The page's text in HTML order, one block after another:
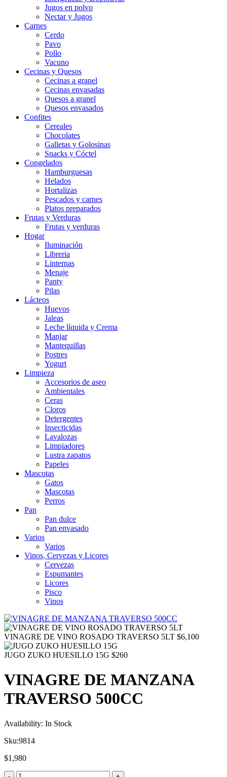
Jugos en polvo
Nectar y Jugos
Carnes
Cerdo
Pavo
Pollo
Vacuno
Cecinas y Quesos
Cecinas a granel
Cecinas envasadas
Quesos a granel
Quesos envasados
Confites
Cereales
Chocolates
Galletas y Golosinas
Snacks y Cóctel
Congelados
Hamburguesas
Helados
Hortalizas
Pescados y carnes
Platos preparados
Frutas y Verduras
Frutas y verduras
Hogar
Iluminación
Libreria
Linternas
Menaje
Panty
Pilas
Lácteos
Huevos
Jaleas
Leche líquida y Crema
Manjar
Mantequillas
Postres
Yogurt
Limpieza
Accesorios de aseo
Ambientales
Ceras
Cloros
Detergentes
Insecticidas
Lavalozas
Limpiadores
Lustra zapatos
Papeles
Mascotas
Gatos
Mascotas
Perros
Pan
Pan dulce
Pan envasado
Varios
Varios
Vinos, Cervezas y Licores
Cervezas
Espumantes
Licores
Pisco
Vinos
VINAGRE DE VINO ROSADO TRAVERSO 5LT $6,100
JUGO ZUKO HUESILLO 15G $260
VINAGRE DE MANZANA
TRAVERSO 500CC
Availability: In Stock
Sku:9814
$1,980